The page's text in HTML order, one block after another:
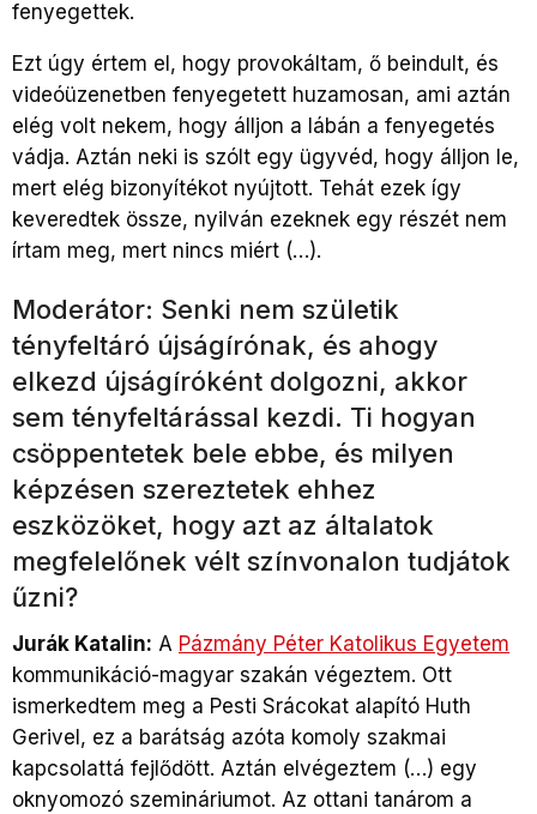
fenyegettek.
Ezt úgy értem el, hogy provokáltam, ő beindult, és
videóüzenetben fenyegetett huzamosan, ami aztán
elég volt nekem, hogy álljon a lábán a fenyegetés
vádja. Aztán neki is szólt egy ügyvéd, hogy álljon le,
mert elég bizonyítékot nyújtott. Tehát ezek így
keveredtek össze, nyilván ezeknek egy részét nem
írtam meg, mert nincs miért (…).
Moderátor: Senki nem születik
tényfeltáró újságírónak, és ahogy
elkezd újságíróként dolgozni, akkor
sem tényfeltárással kezdi. Ti hogyan
csöppentetek bele ebbe, és milyen
képzésen szereztetek ehhez
eszközöket, hogy azt az általatok
megfelelőnek vélt színvonalon tudjátok
űzni?
Jurák Katalin: A Pázmány Péter Katolikus Egyetem
kommunikáció-magyar szakán végeztem. Ott
ismerkedtem meg a Pesti Srácokat alapító Huth
Gerivel, ez a barátság azóta komoly szakmai
kapcsolattá fejlődött. Aztán elvégeztem (…) egy
oknyomozó szemináriumot. Az ottani tanárom a